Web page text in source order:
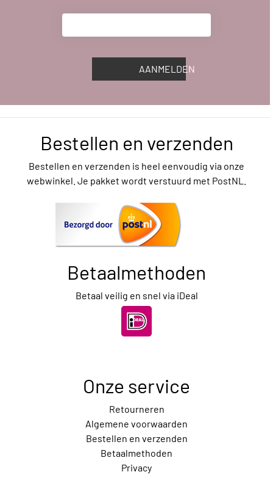
AANMELDEN
Bestellen en verzenden
Bestellen en verzenden is heel eenvoudig via onze
webwinkel. Je pakket wordt verstuurd met PostNL.
Betaalmethoden
Betaal veilig en snel via iDeal
Onze service
Retourneren
Algemene voorwaarden
Bestellen en verzenden
Betaalmethoden
Privacy